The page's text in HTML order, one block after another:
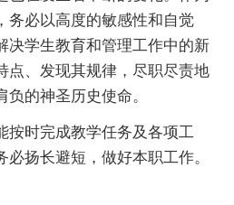
务必以高度的敏感性和自觉
决学生教育和管理工作中的新
点、发现其规律，尽职尽责地
的神圣历史使命。
按时完成教学任务及各项工
扬长避短，做好本职工作。